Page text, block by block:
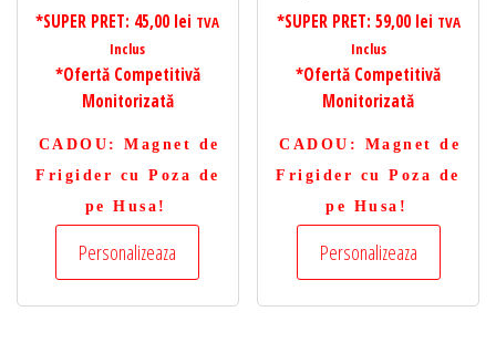
*SUPER PRET: 45,00 lei TVA
Inclus
*Ofertă Competitivă
Monitorizată
CADOU : Magnet de
Frigider cu Poza de
pe Husa!
Personalizeaza
*SUPER PRET: 59,00 lei TVA
Inclus
*Ofertă Competitivă
Monitorizată
CADOU : Magnet de
Frigider cu Poza de
pe Husa!
Personalizeaza